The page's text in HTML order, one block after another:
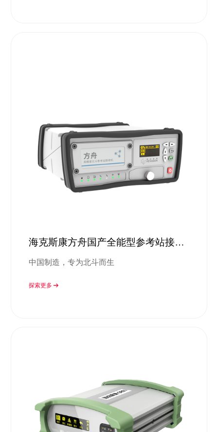
海克斯康方舟国产全能型参考站接收
中国制造，专为北斗而生
探索更多